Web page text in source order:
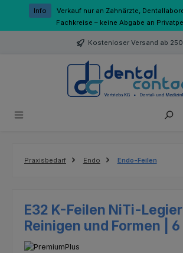
Zum Hauptinhalt springen
Info
Verkauf nur an Zahnärzte,
Fachkreise – keine Abgabe an
Kostenloser Versand ab
Praxisbedarf Endo Endo-Feilen
E32 K-Feilen NiTi-
Reinigen und Formen |